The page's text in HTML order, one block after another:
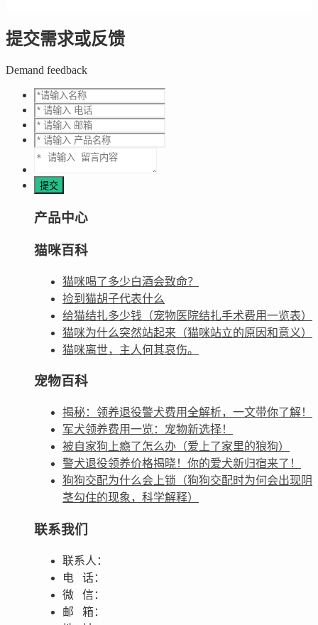
提交需求或反馈
Demand feedback
产品中心
猫咪百科
猫咪喝了多少白酒会致命？
捡到猫胡子代表什么
给猫结扎多少钱（宠物医院结扎手术费用一览表）
猫咪为什么突然站起来（猫咪站立的原因和意义）
猫咪离世，主人何其哀伤。
宠物百科
揭秘：领养退役警犬费用全解析，一文带你了解！
军犬领养费用一览：宠物新选择！
被自家狗上瘾了怎么办（爱上了家里的狼狗）
警犬退役领养价格揭晓！你的爱犬新归宿来了！
狗狗交配为什么会上锁（狗狗交配时为何会出现阴
茎勾住的现象，科学解释）
联系我们
联系人：
电 话：
微 信：
邮 箱：